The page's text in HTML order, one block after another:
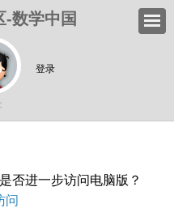
-数学中国
登录
否进一步访问电脑版？
问